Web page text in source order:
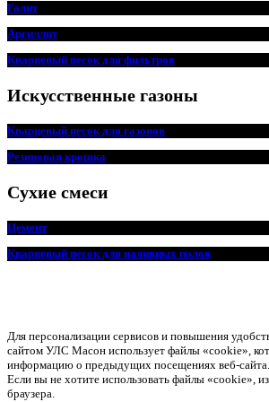
Галит
Аргиллит
Кварцевый песок для фильтров
Искусственные газоны
Кварцевый песок для газонов
Резиновая крошка
Сухие смеси
Цемент
Кварцевый песок для наливных полов
Для персонализации сервисов и повышения
сайтом УЛС Масон использует файлы «cookie»,
информацию о предыдущих посещениях веб-сайта.
Если вы не хотите использовать файлы «cookie»,
браузера.